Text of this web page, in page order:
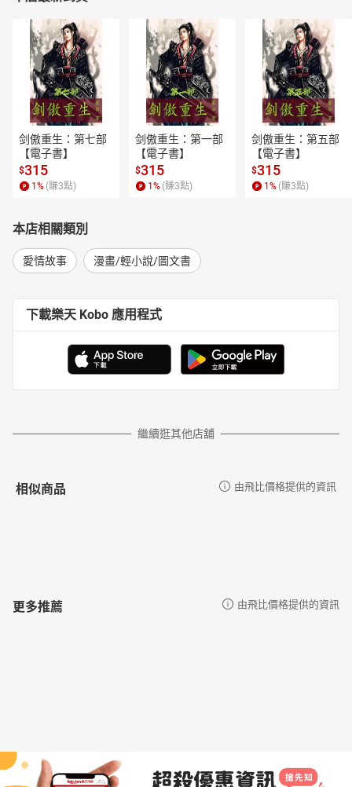
剑傲重生：第七部
【電子書】
$315
1 % (賺3點)
剑傲重生：第一部
【電子書】
$315
1 % (賺3點)
剑傲重生：第五部
【電子書】
$315
1 % (賺3點)
本店相關類別
愛情故事 漫畫/輕小說/圖文書
下載樂天 Kobo 應用程式
繼續逛其他店舖
相似商品 由飛比價格提供的資訊
更多推薦 由飛比價格提供的資訊